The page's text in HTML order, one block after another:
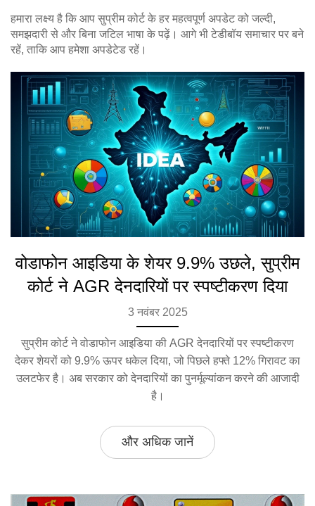
हमारा लक्ष्य है कि आप सुप्रीम कोर्ट के हर महत्वपूर्ण अपडेट को जल्दी,
समझदारी से और बिना जटिल भाषा के पढ़ें। आगे भी टेडीबॉय समाचार पर बने
रहें, ताकि आप हमेशा अपडेटेड रहें।
वोडाफोन आइडिया के शेयर 9.9% उछले, सुप्रीम
कोर्ट ने AGR देनदारियों पर स्पष्टीकरण दिया
3 नवंबर 2025
सुप्रीम कोर्ट ने वोडाफोन आइडिया की AGR देनदारियों पर स्पष्टीकरण
देकर शेयरों को 9.9% ऊपर धकेल दिया, जो पिछले हफ्ते 12% गिरावट का
उलटफेर है। अब सरकार को देनदारियों का पुनर्मूल्यांकन करने की आजादी
है।
और अधिक जानें